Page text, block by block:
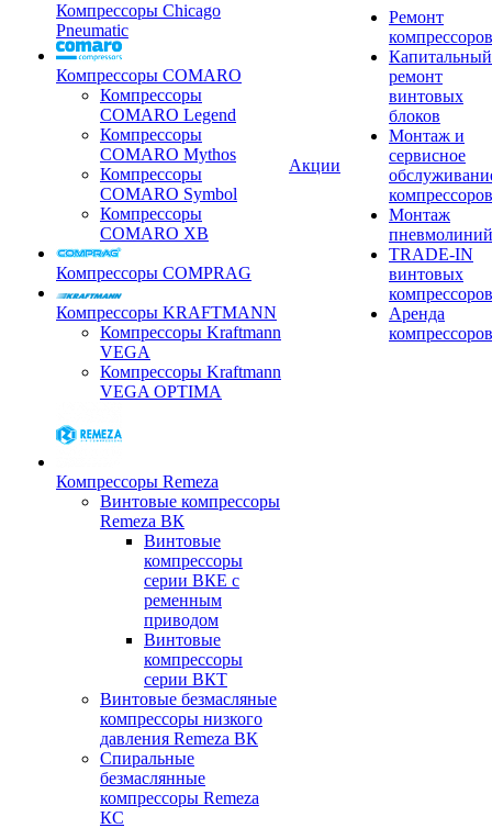
Компрессоры Chicago
Pneumatic
Компрессоры COMARO
Компрессоры
COMARO Legend
Компрессоры
COMARO Mythos
Компрессоры
COMARO Symbol
Компрессоры
COMARO XB
Компрессоры COMPRAG
Компрессоры KRAFTMANN
Компрессоры Kraftmann
VEGA
Компрессоры Kraftmann
VEGA OPTIMA
Компрессоры Remeza
Винтовые компрессоры
Remeza ВК
Винтовые
компрессоры
серии ВКЕ с
ременным
приводом
Винтовые
компрессоры
серии ВКТ
Винтовые безмасляные
компрессоры низкого
давления Remeza ВК
Спиральные
безмаслянные
компрессоры Remeza
КС
Акции
Ремонт
компрессоров
Капитальный
ремонт
винтовых
блоков
Монтаж и
сервисное
компрессоров
Монтаж
пневмолиний
TRADE-IN
винтовых
компрессоров
Аренда
компрессоров